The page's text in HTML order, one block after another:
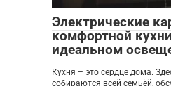
Электрические
комфортной
идеальном
Кухня – это сердце дома.
собираются всей семьёй,